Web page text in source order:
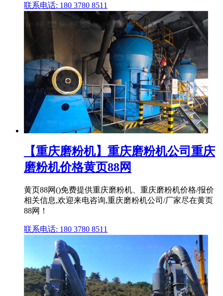
联系电话: 180 3780 8511
【重庆磨粉机】重庆磨粉机公司重庆
磨粉机价格黄页88网
黄页88网()免费提供重庆磨粉机、重庆磨粉机价格/报价
相关信息,欢迎来电咨询,重庆磨粉机公司/厂家尽在黄页
88网！
联系电话: 180 3780 8511